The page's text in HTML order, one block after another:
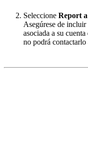
Seleccione Report
Asegúrese de
asociada a su
no podrá contactarlo